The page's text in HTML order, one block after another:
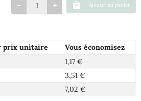
Ajouter au panier
prix unitaire
Vous économisez
1,17 €
3,51 €
7,02 €